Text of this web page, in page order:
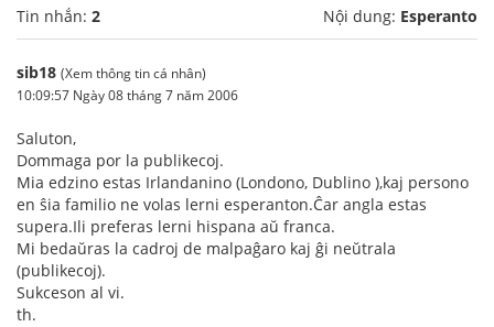
Tin nhắn: 2 Nội dung: Esperanto
sib18 (Xem thông tin cá nhân)
10:09:57 Ngày 08 tháng 7 năm 2006
Saluton,
Dommaga por la publikecoj.
Mia edzino estas Irlandanino (Londono, Dublino ),kaj persono
en ŝia familio ne volas lerni esperanton.Ĉar angla estas
supera.Ili preferas lerni hispana aŭ franca.
Mi bedaŭras la cadroj de malpaĝaro kaj ĝi neŭtrala
(publikecoj).
Sukceson al vi.
th.